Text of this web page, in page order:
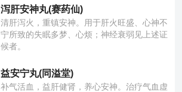
泻肝安神丸(赛药仙)
清肝泻火，重镇安神。用于肝火旺盛、心神不
宁所致的失眠多梦、心烦；神经衰弱见上述证
候者。
益安宁丸(同溢堂)
补气活血，益肝健肾，养心安神。治疗气血虚